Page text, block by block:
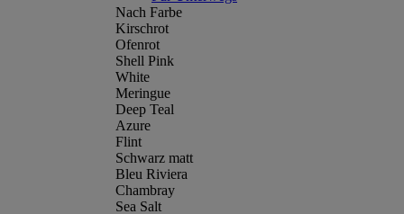
Nach Farbe
Kirschrot
Ofenrot
Shell Pink
White
Meringue
Deep Teal
Azure
Flint
Schwarz matt
Bleu Riviera
Chambray
Sea Salt